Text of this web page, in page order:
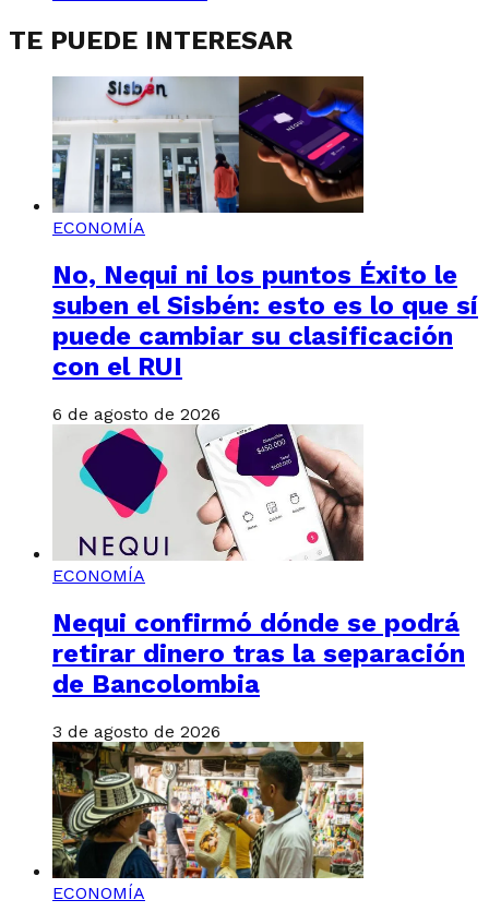
TE PUEDE INTERESAR
ECONOMÍA
No, Nequi ni los puntos Éxito le
suben el Sisbén: esto es lo que sí
puede cambiar su clasificación
con el RUI
6 de agosto de 2026
ECONOMÍA
Nequi confirmó dónde se podrá
retirar dinero tras la separación
de Bancolombia
3 de agosto de 2026
ECONOMÍA